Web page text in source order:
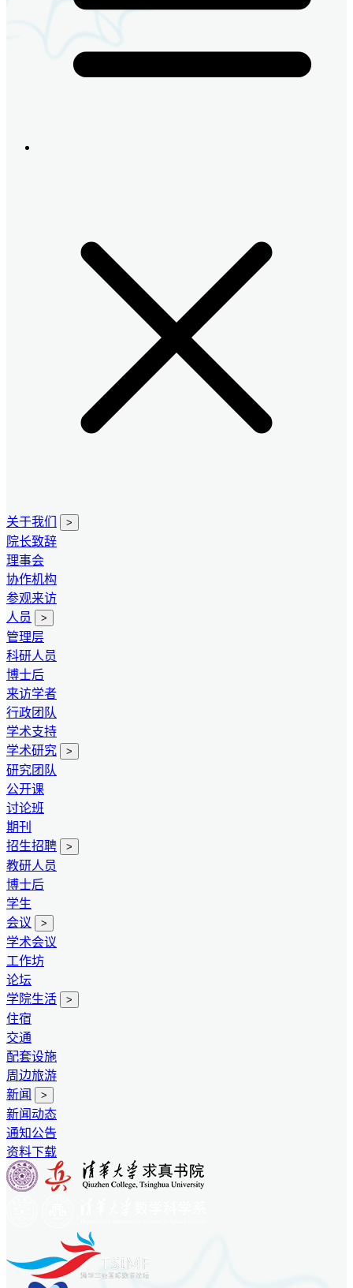
关于我们 >
院长致辞
理事会
协作机构
参观来访
人员
>
管理层
科研人员
博士后
来访学者
行政团队
学术支持
学术研究
>
研究团队
公开课
讨论班
期刊
招生招聘
>
教研人员
博士后
学生
会议
>
学术会议
工作坊
论坛
学院生活
>
住宿
交通
配套设施
周边旅游
新闻
>
新闻动态
通知公告
资料下载